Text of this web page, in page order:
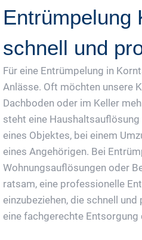
Entrümpelung
schnell und
Für eine Entrümpelung in
Anlässe. Oft möchten unsere
Dachboden oder im Keller
steht eine Haushaltsauflösung
eines Objektes, bei einem
eines Angehörigen. Bei
Wohnungsauflösungen oder
ratsam, eine professionelle
einzubeziehen, die schnell
eine fachgerechte